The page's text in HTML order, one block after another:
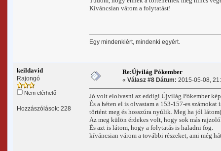
Kíváncsian várom a folytatást!
Egy mindenkiért, mindenki egyért.
keildavid
Rajongó
Nem elérhető
Hozzászólások: 228
Re:Újvilág Pókember
« Válasz #8 Dátum: 2015-05-08,
Jó volt elolvasni az eddigi Újvilág Pókember
És a héten el is olvastam a 153-157-es
történt meg és hosszúra nyúlik. Meg ha jól
Az meg külön érdekes volt, hogy sok más
És azt is látom, hogy a folytatás is haladni fog.
kíváncsian várom a további részeket, ami még